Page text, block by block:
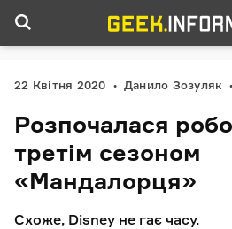
22 Квітня 2020 Данило Зозуляк
Розпочалася
третім сезоном
«Мандалорця»
Схоже, Disney не гає часу.